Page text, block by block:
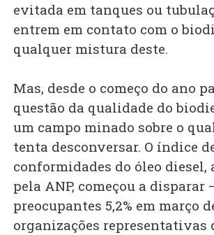
evitada em tanques ou
entrem em contato com o
qualquer mistura deste.
Mas, desde o começo do ano
questão da qualidade do
um campo minado sobre o
tenta desconversar. O índice
conformidades do óleo diesel,
pela ANP, começou a disparar
preocupantes 5,2% em março
organizações representativas